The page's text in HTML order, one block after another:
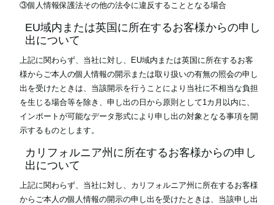
③個人情報保護法その他の法令に違反することとなる場合
EU域内または英国に所在するお客様からの申し
出について
上記に関わらず、当社に対し、EU域内または英国に所在するお客
様からご本人の個人情報の開示または取り扱いの有無の照会の申し
出を受けたときは、当該開示を行うことにより当社に不相当な負担
を生じる場合等を除き、申し出の日から原則として1カ月以内に、
インポートが可能なデータ形式により申し出の対象となる事項を開
示するものとします。
カリフォルニア州に所在するお客様からの申し
出について
上記に関わらず、当社に対し、カリフォルニア州に所在するお客様
からご本人の個人情報の開示の申し出を受けたときは、当該申し出